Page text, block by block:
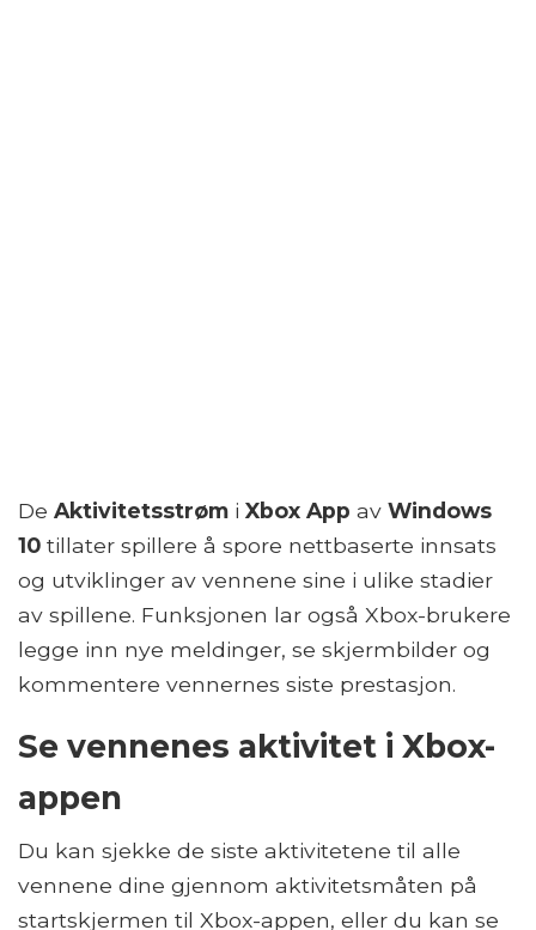
De Aktivitetsstrøm i Xbox App av Windows
10 tillater spillere å spore nettbaserte innsats
og utviklinger av vennene sine i ulike stadier
av spillene. Funksjonen lar også Xbox-brukere
legge inn nye meldinger, se skjermbilder og
kommentere vennernes siste prestasjon.
Se vennenes aktivitet i Xbox-
appen
Du kan sjekke de siste aktivitetene til alle
vennene dine gjennom aktivitetsmåten på
startskjermen til Xbox-appen, eller du kan se